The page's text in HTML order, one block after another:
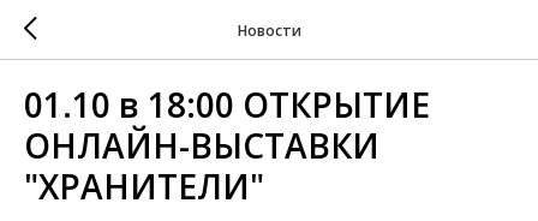
Новости
01.10 в 18:00 ОТКРЫТИЕ
ОНЛАЙН-ВЫСТАВКИ
"ХРАНИТЕЛИ"